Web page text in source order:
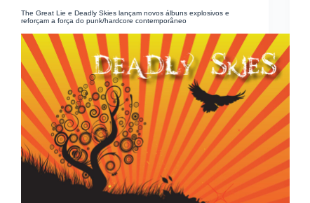
The Great Lie e Deadly Skies lançam novos álbuns explosivos e
reforçam a força do punk/hardcore contemporâneo